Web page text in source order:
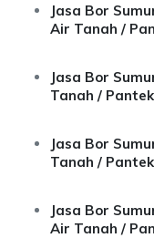
Jasa Bor
Air Tanah /
Jasa Bor
Tanah /
Jasa Bor
Tanah /
Jasa Bor
Air Tanah /